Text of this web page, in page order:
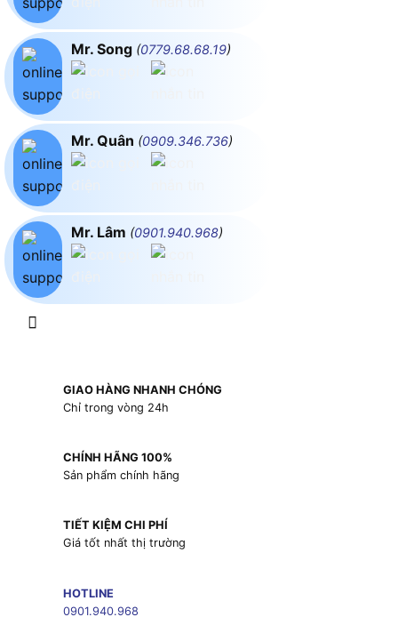
Mr. Song (0779.68.68.19)
Mr. Quân (0909.346.736)
Mr. Lâm (0901.940.968)
GIAO HÀNG NHANH CHÓNG
Chỉ trong vòng 24h
CHÍNH HÃNG 100%
Sản phẩm chính hãng
TIẾT KIỆM CHI PHÍ
Giá tốt nhất thị trường
HOTLINE
0901.940.968